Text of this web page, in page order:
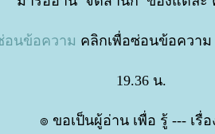
อนข้อความ คลิกเพื่อซ่อนข้อควา
19.36 น.
๏ ขอเป็นผู้อ่าน เพื่อ รู้ --- เรื่อ